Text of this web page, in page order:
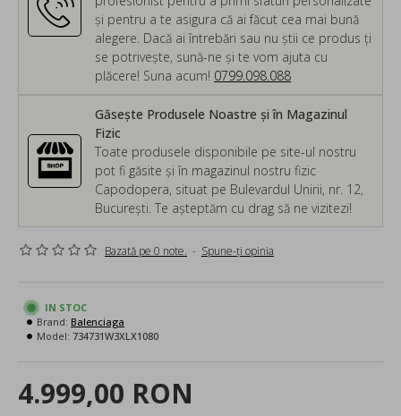
și pentru a te asigura că ai făcut cea mai bună
alegere. Dacă ai întrebări sau nu știi ce produs ți
se potrivește, sună-ne și te vom ajuta cu
plăcere! Suna acum! 0799.098.088
Găsește Produsele Noastre și în Magazinul
Fizic
Toate produsele disponibile pe site-ul nostru
pot fi găsite și în magazinul nostru fizic
Capodopera, situat pe Bulevardul Unirii, nr. 12,
București. Te așteptăm cu drag să ne vizitezi!
Bazată pe 0 note. - Spune-ţi opinia
4.999,00 RON
IN STOC
Brand: Balenciaga
Model: 734731W3XLX1080